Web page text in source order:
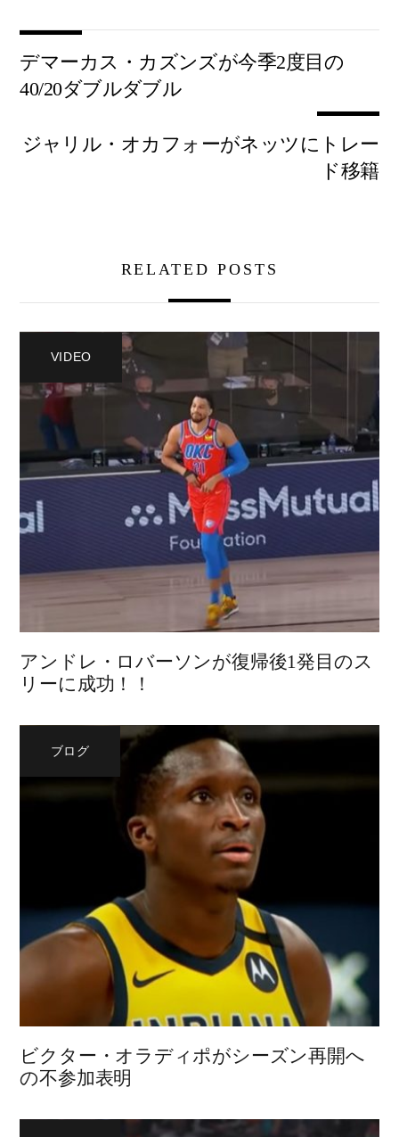
デマーカス・カズンズが今季2度目の
40/20ダブルダブル
ジャリル・オカフォーがネッツにトレー
ド移籍
RELATED POSTS
VIDEO
アンドレ・ロバーソンが復帰後1発目のス
リーに成功！！
ブログ
ビクター・オラディポがシーズン再開へ
の不参加表明